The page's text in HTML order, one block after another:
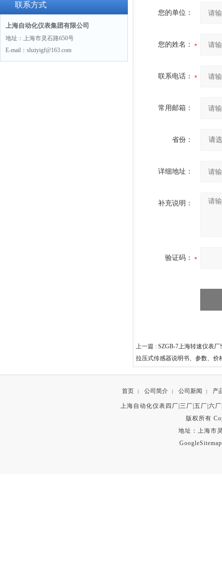
联系方式
上海自动化仪表集团有限公司
地址：上海市灵石路650号
E-mail：shziyigf@163.com
您的单位：
您的姓名：
联系电话：
常用邮箱：
省份：
详细地址：
补充说明：
验证码：
上一篇 : SZGB-7上海转速仪表
拉压式传感器说明书、参数、价
首页 | 公司简介 | 公司新闻 | 产
上海自动化仪表四厂|三厂|五厂|六
版权所有
地址：上海市
GoogleSitemap